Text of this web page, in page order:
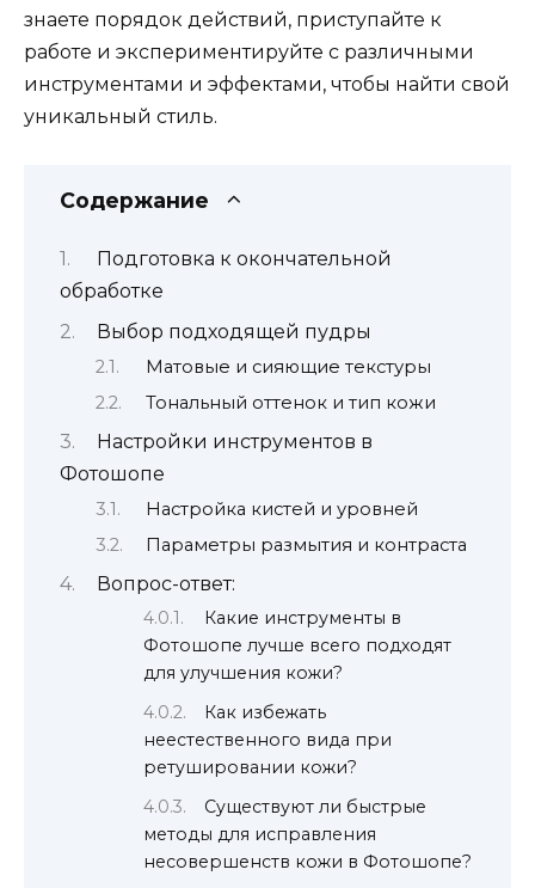
знаете порядок действий, приступайте к
работе и экспериментируйте с различными
инструментами и эффектами, чтобы найти свой
уникальный стиль.
Содержание
Подготовка к окончательной
обработке
Выбор подходящей пудры
Матовые и сияющие текстуры
Тональный оттенок и тип кожи
Настройки инструментов в
Фотошопе
Настройка кистей и уровней
Параметры размытия и контраста
Вопрос-ответ:
Какие инструменты в
Фотошопе лучше всего подходят
для улучшения кожи?
Как избежать
неестественного вида при
ретушировании кожи?
Существуют ли быстрые
методы для исправления
несовершенств кожи в Фотошопе?